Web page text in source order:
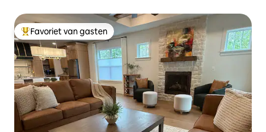
Topfavoriet van gasten
Favoriet van gasten